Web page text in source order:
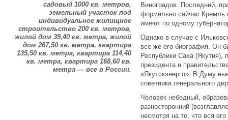
садовый 1000 кв. метров,
земельный участок под
индивидуальное жилищное
строительство 200 кв. метров,
жилой дом 39,40 кв. метра, жилой
дом 267,50 кв. метра, квартира
135,50 кв. метра, квартира 114,40
кв. метра, квартира 168,60 кв.
метра — все в России.
Виноградов. Последний,
формально сейчас Кремль
имеют по одному
Однако в случае с
все же его биография. Он
Республики Саха
президента и
«Якутскэнерго». В Думу
советника генерального
Человек небедный,
разносторонний
несмотря на то, что вся